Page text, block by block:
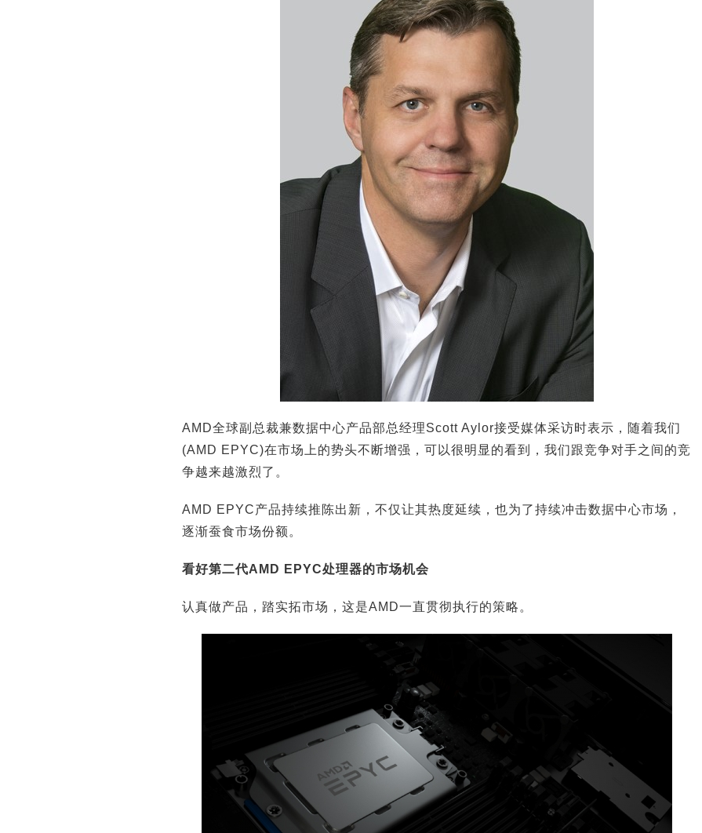
AMD全球副总裁兼数据中心产品部总经理Scott Aylor接受媒体采访时表示，随着我们
(AMD EPYC)在市场上的势头不断增强，可以很明显的看到，我们跟竞争对手之间的竞
争越来越激烈了。
AMD EPYC产品持续推陈出新，不仅让其热度延续，也为了持续冲击数据中心市场，
逐渐蚕食市场份额。
看好第二代AMD EPYC处理器的市场机会
认真做产品，踏实拓市场，这是AMD一直贯彻执行的策略。